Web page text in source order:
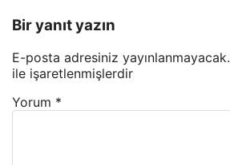
Bir yanıt yazın
E-posta adresiniz yayınlanmayacak.
ile işaretlenmişlerdir
Yorum *